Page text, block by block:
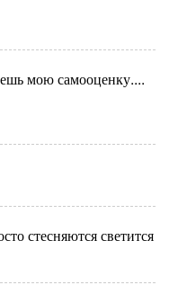
мою самооценку....
стесняются светится